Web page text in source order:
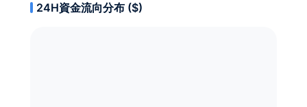
24H資金流向分布 ($)